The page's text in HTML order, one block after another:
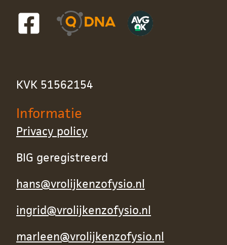
KVK 51562154
Informatie
Privacy policy
BIG geregistreerd
hans@vrolijkenzofysio.nl
ingrid@vrolijkenzofysio.nl
marleen@vrolijkenzofysio.nl